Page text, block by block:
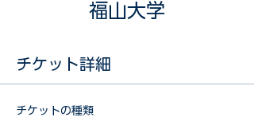
福山大学
チケット詳細
チケットの種類